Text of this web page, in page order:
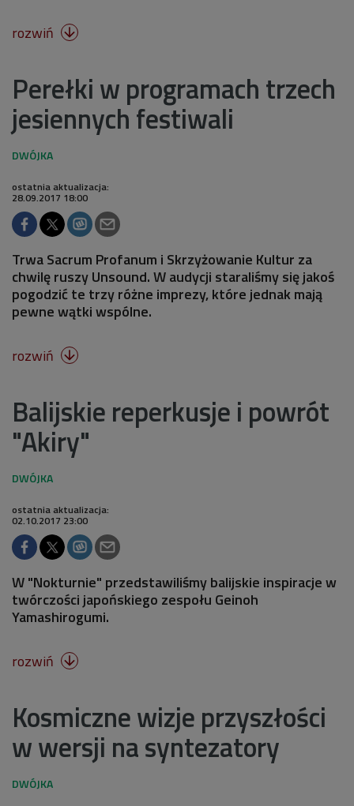
rozwiń 
Perełki w programach trzech
jesiennych festiwali
ostatnia aktualizacja:
28.09.2017 18:00
Trwa Sacrum Profanum i Skrzyżowanie Kultur za
chwilę ruszy Unsound. W audycji staraliśmy się jakoś
pogodzić te trzy różne imprezy, które jednak mają
pewne wątki wspólne.
rozwiń 
Balijskie reperkusje i powrót
"Akiry"
ostatnia aktualizacja:
02.10.2017 23:00
W "Nokturnie" przedstawiliśmy balijskie inspiracje w
twórczości japońskiego zespołu Geinoh
Yamashirogumi.
rozwiń 
Kosmiczne wizje przyszłości
w wersji na syntezatory